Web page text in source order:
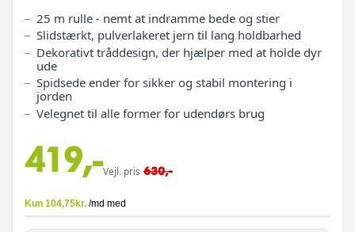
25 m rulle - nemt at indramme bede og stier
Slidstærkt, pulverlakeret jern til lang holdbarhed
Dekorativt tråddesign, der hjælper med at holde dyr
ude
Spidsede ender for sikker og stabil montering i
jorden
Velegnet til alle former for udendørs brug
419,-Vejl. pris 630,-